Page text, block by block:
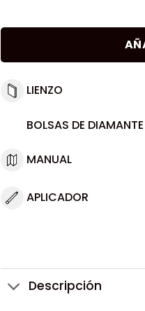
LIENZO
BOLSAS DE DIAMANTE
MANUAL
APLICADOR
Descripción